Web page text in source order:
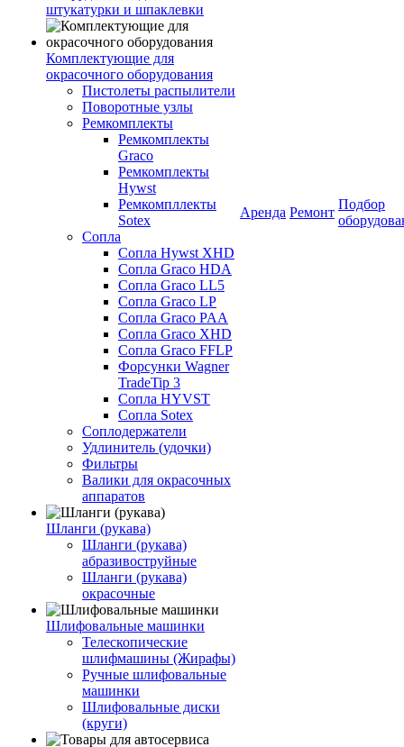
штукатурки и шпаклевки
Комплектующие для
окрасочного оборудования
Пистолеты распылители
Поворотные узлы
Ремкомплекты
Ремкомплекты
Graco
Ремкомплекты
Hywst
Ремкомпллекты
Sotex
Сопла
Сопла Hywst XHD
Сопла Graco HDA
Сопла Graco LL5
Сопла Graco LP
Сопла Graco PAA
Сопла Graco XHD
Сопла Graco FFLP
Форсунки Wagner
TradeTip 3
Сопла HYVST
Сопла Sotex
Соплодержатели
Удлинитель (удочки)
Фильтры
Валики для окрасочных
аппаратов
Шланги (рукава)
Шланги (рукава)
абразивоструйные
Шланги (рукава)
окрасочные
Шлифовальные машинки
Телескопические
шлифмашины (Жирафы)
Ручные шлифовальные
машинки
Шлифовальные диски
(круги)
Аренда Ремонт
Подбор